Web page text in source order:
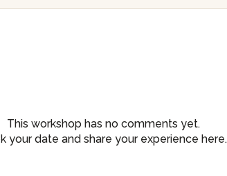
This workshop has no comments yet.
your date and share your experience here.